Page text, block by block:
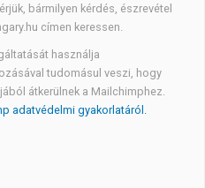
bármilyen kérdés, észrevétel
címen keressen.
használja
tudomásul veszi, hogy
átkerülnek a Mailchimphez.
adatvédelmi gyakorlatáról.